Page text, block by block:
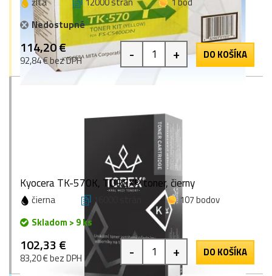
Nedostupné
114,20 €
92,84 € bez DPH - + DO KOŠÍKA
Kyocera TK-570K, TOREX® toner, čierny
čierna 16000 strán
107 bodov
Skladom > 9 ks
102,33 €
83,20 € bez DPH - + DO KOŠÍKA